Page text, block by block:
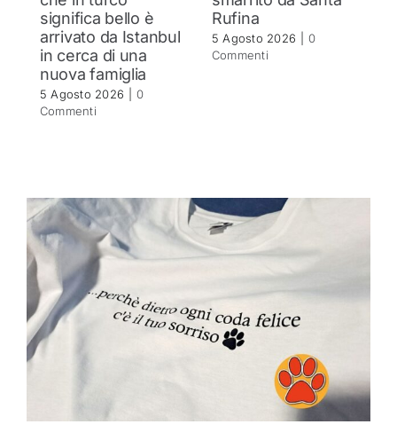
significa bello è
arrivato da Istanbul
in cerca di una
nuova famiglia
5 Agosto 2026
0
Commenti
Rufina
5 Agosto 2026
0
Commenti